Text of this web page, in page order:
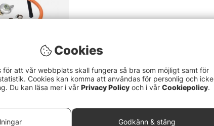
Cookies
för att vår webbplats skall fungera så bra som möjligt samt för
Cookies kan komma att användas för personlig och icke
Du kan läsa mer i vår Privacy Policy och i vår Cookiepolicy.
Godkänn & stäng